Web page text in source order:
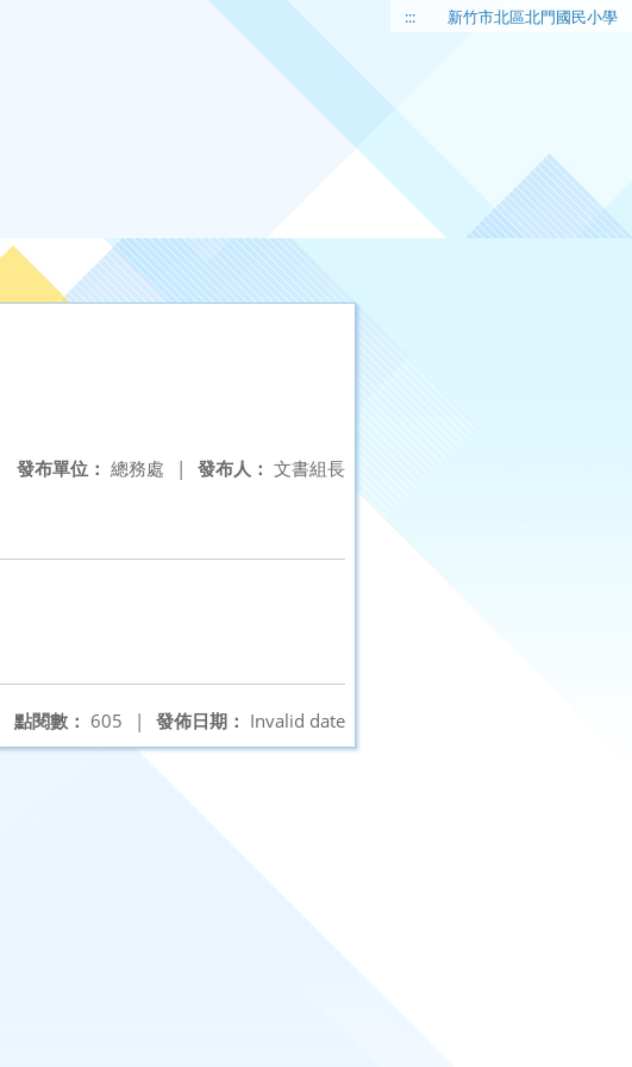
::: 新竹市北區北門國民小學
發布人： 文書組長
發布單位： 總務處 |
發佈日期： Invalid date
點閱數： 605 |